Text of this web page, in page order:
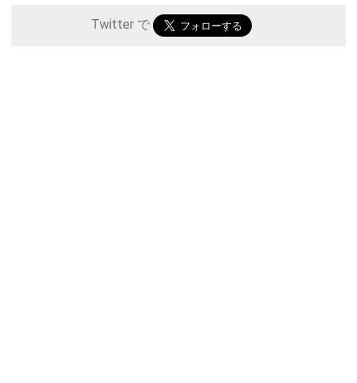
Twitter で